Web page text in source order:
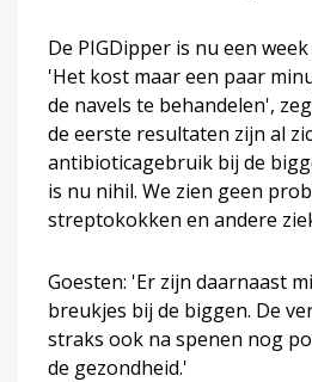
De PIGDipper is nu een
'Het kost maar een paar
de navels te behandelen',
de eerste resultaten zijn al
antibioticagebruik bij de
is nu nihil. We zien geen
streptokokken en andere
Goesten: 'Er zijn daarnaast
breukjes bij de biggen. De
straks ook na spenen nog
de gezondheid.'